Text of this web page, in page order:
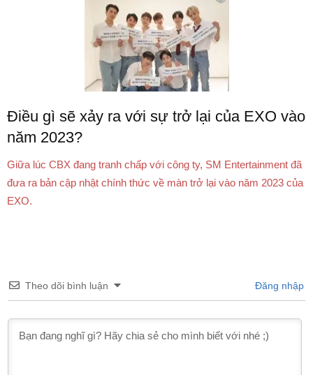
Điều gì sẽ xảy ra với sự trở lại của EXO vào
năm 2023?
Giữa lúc CBX đang tranh chấp với công ty, SM Entertainment đã
đưa ra bản cập nhật chính thức về màn trở lại vào năm 2023 của
EXO.
Theo dõi bình luận Đăng nhập